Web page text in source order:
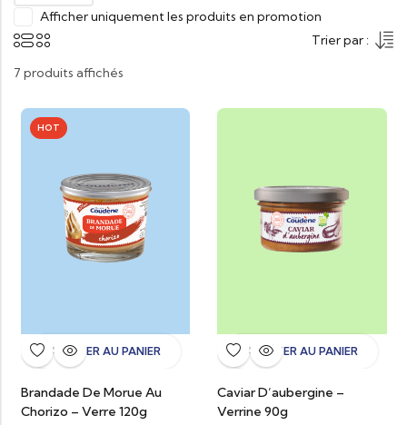
Afficher uniquement les produits en promotion
Trier par :
7 produits affichés
HOT
AJOUTER AU PANIER
Brandade De Morue Au
Chorizo – Verre 120g
AJOUTER AU PANIER
Caviar D’aubergine –
Verrine 90g